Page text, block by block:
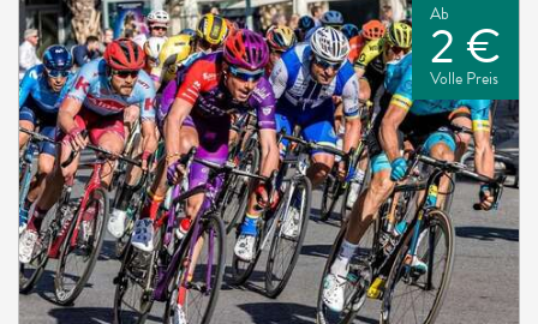
Ab
2 €
Volle Preis